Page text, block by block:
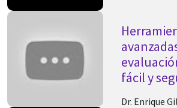
fácil y
Dr. Enrique